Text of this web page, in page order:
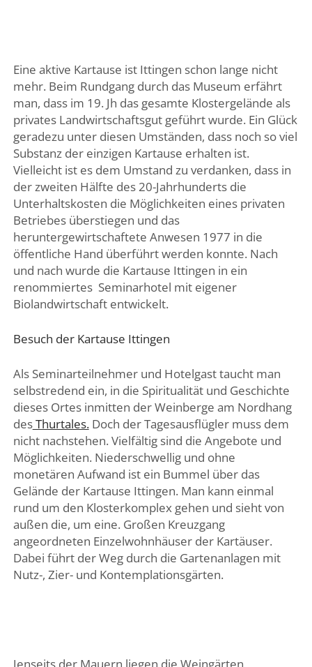
Eine aktive Kartause ist Ittingen schon lange nicht
mehr. Beim Rundgang durch das Museum erfährt
man, dass im 19. Jh das gesamte Klostergelände als
privates Landwirtschaftsgut geführt wurde. Ein Glück
geradezu unter diesen Umständen, dass noch so viel
Substanz der einzigen Kartause erhalten ist.
Vielleicht ist es dem Umstand zu verdanken, dass in
der zweiten Hälfte des 20-Jahrhunderts die
Unterhaltskosten die Möglichkeiten eines privaten
Betriebes überstiegen und das
heruntergewirtschaftete Anwesen 1977 in die
öffentliche Hand überführt werden konnte. Nach
und nach wurde die Kartause Ittingen in ein
renommiertes Seminarhotel mit eigener
Biolandwirtschaft entwickelt.
Besuch der Kartause Ittingen
Als Seminarteilnehmer und Hotelgast taucht man
selbstredend ein, in die Spiritualität und Geschichte
dieses Ortes inmitten der Weinberge am Nordhang
desThurtales.Doch der Tagesausflügler muss dem
nicht nachstehen. Vielfältig sind die Angebote und
Möglichkeiten. Niederschwellig und ohne
monetären Aufwand ist ein Bummel über das
Gelände der Kartause Ittingen. Man kann einmal
rund um den Klosterkomplex gehen und sieht von
außen die, um eine. Großen Kreuzgang
angeordneten Einzelwohnhäuser der Kartäuser.
Dabei führt der Weg durch die Gartenanlagen mit
Nutz-, Zier- und Kontemplationsgärten.
Jenseits der Mauern liegen die Weingärten,